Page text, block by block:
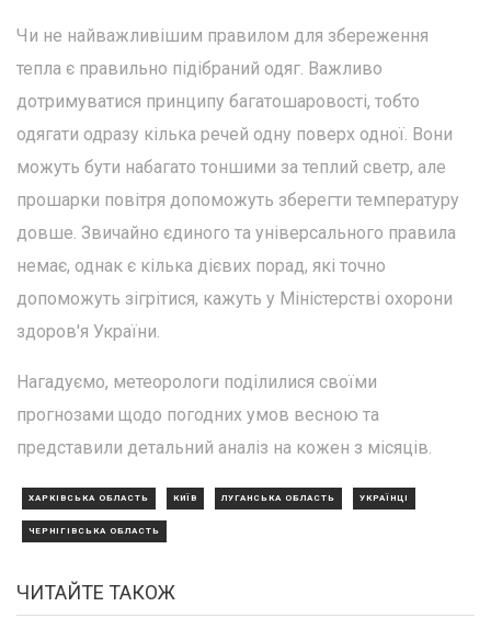
Чи не найважливішим правилом для збереження
тепла є правильно підібраний одяг. Важливо
дотримуватися принципу багатошаровості, тобто
одягати одразу кілька речей одну поверх одної. Вони
можуть бути набагато тоншими за теплий светр, але
прошарки повітря допоможуть зберегти температуру
довше. Звичайно єдиного та універсального правила
немає, однак є кілька дієвих порад, які точно
допоможуть зігрітися, кажуть у Міністерстві охорони
здоров'я України.
Нагадуємо, метеорологи поділилися своїми
прогнозами щодо погодних умов весною та
представили детальний аналіз на кожен з місяців.
ХАРКІВСЬКА ОБЛАСТЬ КИЇВ ЛУГАНСЬКА ОБЛАСТЬ УКРАЇНЦІ
ЧЕРНІГІВСЬКА ОБЛАСТЬ
ЧИТАЙТЕ ТАКОЖ